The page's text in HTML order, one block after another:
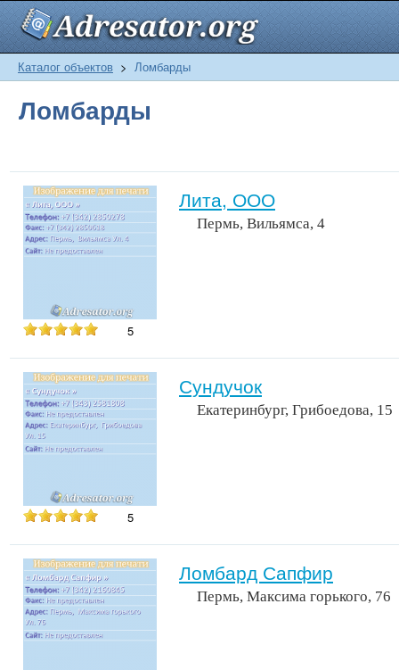
Каталог объектов > Ломбарды
Ломбарды
5
Лита, ООО
Пермь, Вильямса, 4
5
Сундучок
Екатеринбург, Грибоедова, 15
Ломбард Сапфир
Пермь, Максима горького, 76